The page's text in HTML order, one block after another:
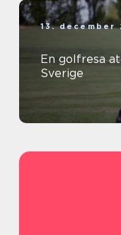
13. december
En golfresa
Sverige